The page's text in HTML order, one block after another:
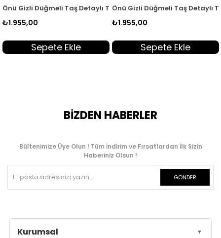
Takım Siyah KEİ 2166
Tunik ve Pantolon Kadın İkili Takım Gül Kurusu KEİ 2166
Önü Gizli Düğmeli Taş Detaylı Tunik ve Pantolon
₺1.955,00
Sepete Ekle
Önü Gizli Düğmeli Taş
₺1.955,00
Sepete
BİZDEN HABERLER
Bültenimize Üye Olun ! Tüm İndirim ve Fırsatlardan İlk Sizin
Haberiniz Olsun !
GÖNDER
Kurumsal